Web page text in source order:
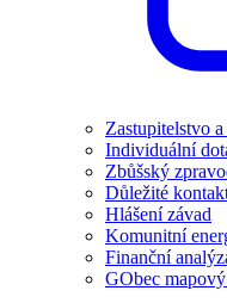
Zastupitelstvo a
Individuální
Zbůšský
Důležité
Hlášení závad
Komunitní
Finanční
GObec